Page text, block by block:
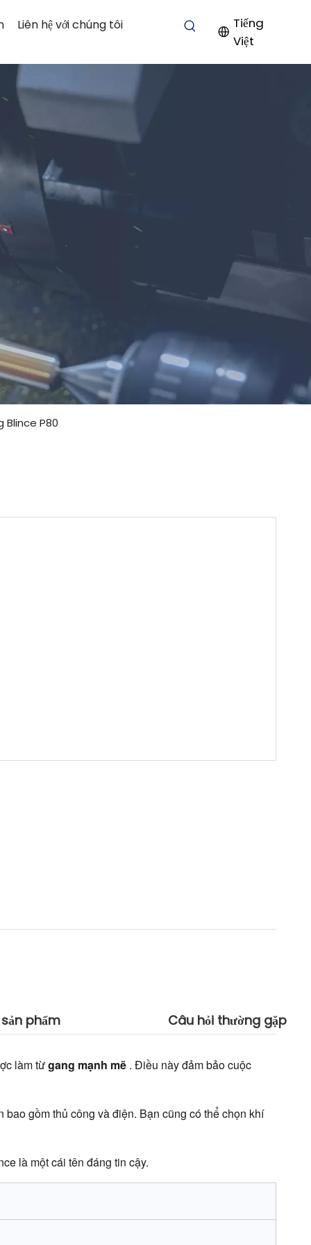
Liên hệ với chúng tôi
Tiếng
Việt
Blince P80
phẩm Câu hỏi thường gặp
làm từ gang mạnh mẽ . Điều này đảm bảo cuộc
gồm thủ công và điện. Bạn cũng có thể chọn khí
là một cái tên đáng tin cậy.